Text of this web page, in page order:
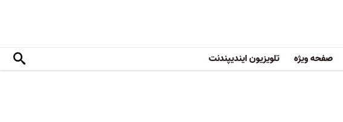
صفحه ویژه تلویزیون ایندیپندنت